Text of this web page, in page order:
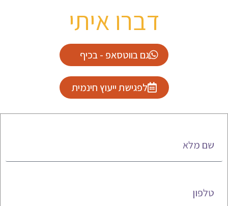
דברו איתי
גם בווטסאפ - בכיף
לפגישת ייעוץ חינמית